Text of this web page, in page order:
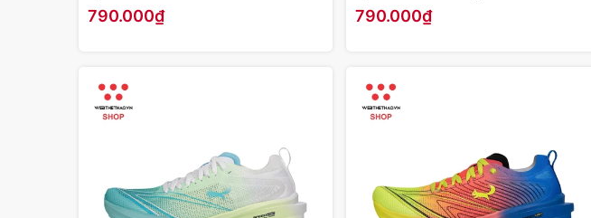
Chính Hãng
790.000₫
Hàng Chính Hãng
790.000₫